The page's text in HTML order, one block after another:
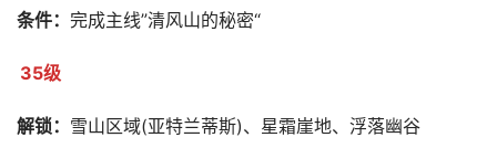
条件： 完成主线”清风山的秘密“
35级
解锁： 雪山区域(亚特兰蒂斯)、星霜崖地、浮落幽谷